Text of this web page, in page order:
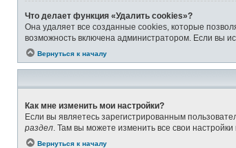
Что делает функция «Удалить cookies»?
Она удаляет все созданные cookies, которые
возможность включена администратором. Если вы
Вернуться к началу
Как мне изменить мои настройки?
Если вы являетесь зарегистрированным
раздел . Там вы можете изменить все свои настройки
Вернуться к началу